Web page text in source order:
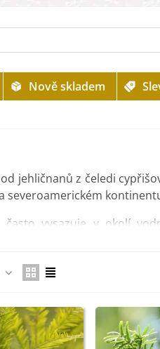
Nově skladem
jehličnanů z čeledi
severoamerickém
často vysazuje v okolí
pro své dřevo. Je
převážně pro výrobu